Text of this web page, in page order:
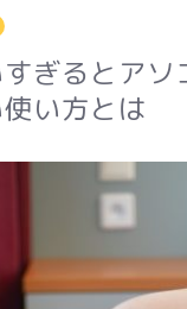
ぎるとアソ
い方とは